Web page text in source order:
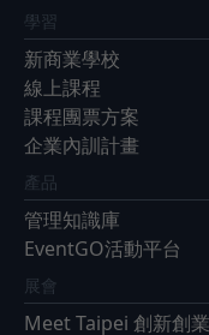
學習
新商業學校
線上課程
課程團票方案
企業內訓計畫
產品
管理知識庫
EventGO活動平台
展會
Meet Taipei 創新創